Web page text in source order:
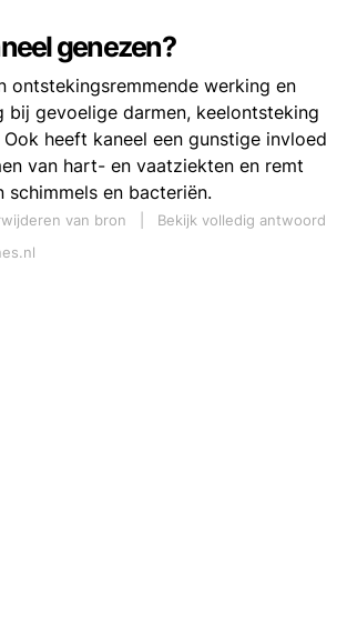
genezen?
ontstekingsremmende werking en
bij gevoelige darmen, keelontsteking
heeft kaneel een gunstige invloed
van hart- en vaatziekten en remt
schimmels en bacteriën.
van bron
Bekijk volledig antwoord